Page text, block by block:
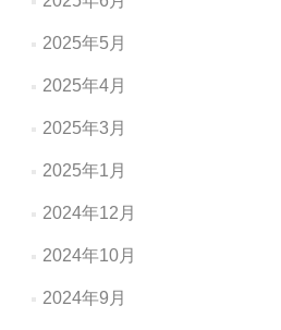
2025年5月
2025年4月
2025年3月
2025年1月
2024年12月
2024年10月
2024年9月